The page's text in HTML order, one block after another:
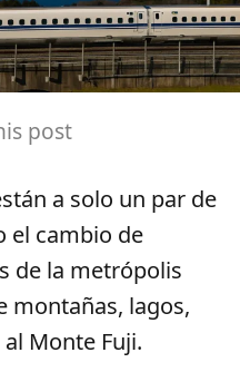
post
a solo un par de
el cambio de
de la metrópolis
montañas, lagos,
Monte Fuji.